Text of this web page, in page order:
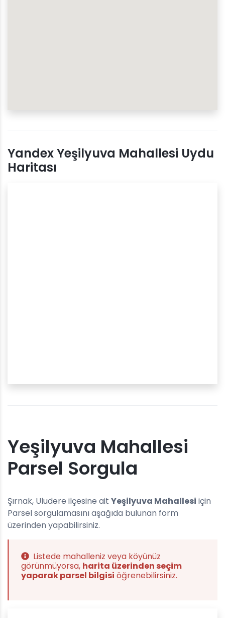
Yandex Yeşilyuva Mahallesi Uydu
Haritası
Yeşilyuva Mahallesi
Parsel Sorgula
Şırnak, Uludere ilçesine ait Yeşilyuva Mahallesi için
Parsel sorgulamasını aşağıda bulunan form
üzerinden yapabilirsiniz.
Listede mahalleniz veya köyünüz
görünmüyorsa, harita üzerinden seçim
yaparak parsel bilgisi öğrenebilirsiniz.